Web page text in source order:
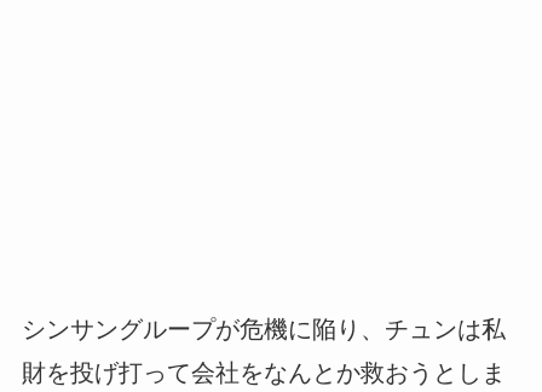
シンサングループが危機に陥り、チュンは私
財を投げ打って会社をなんとか救おうとしま